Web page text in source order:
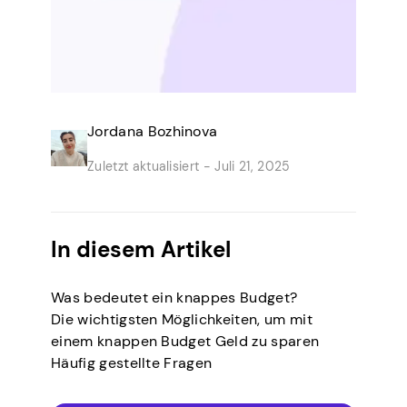
Jordana Bozhinova
Zuletzt aktualisiert - Juli 21, 2025
In diesem Artikel
Was bedeutet ein knappes Budget?
Die wichtigsten Möglichkeiten, um mit
einem knappen Budget Geld zu sparen
Häufig gestellte Fragen